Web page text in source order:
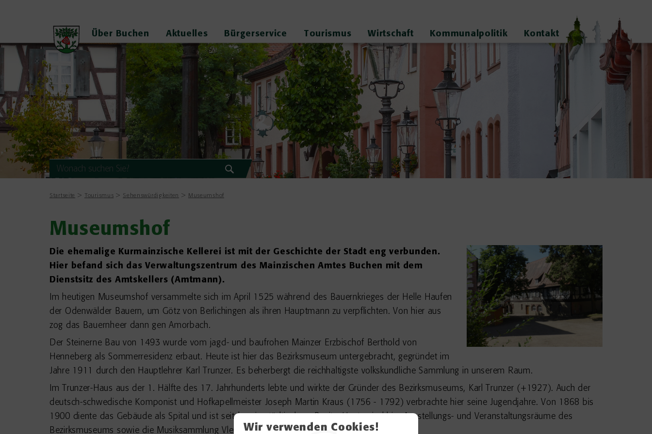
Wir verwenden Cookies!
Über Buchen Aktuelles Bürgerservice Tourismus Wirtschaft Kommunalpolitik Kontakt
Startseite Tourismus Sehenswürdigkeiten Museumshof
Museumshof
Die ehemalige Kurmainzische Kellerei ist mit der Geschichte der Stadt eng verbunden.
Hier befand sich das Verwaltungszentrum des Mainzischen Amtes Buchen mit dem
Dienstsitz des Amtskellers (Amtmann).
Im heutigen Museumshof versammelte sich im April 1525 während des Bauernkrieges der Helle Haufen
der Odenwälder Bauern, um Götz von Berlichingen als ihren Hauptmann zu verpflichten. Von hier aus
zog das Bauernheer dann gen Amorbach.
Der Steinerne Bau von 1493 wurde vom jagd- und baufrohen Mainzer Erzbischof Berthold von
Henneberg als Sommerresidenz erbaut. Heute ist hier das Bezirksmuseum untergebracht, gegründet im
Jahre 1911 durch den Hauptlehrer Karl Trunzer. Es beherbergt die reichhaltigste volkskundliche Sammlung in unserem Raum.
Im Trunzer-Haus aus der 1. Hälfte des 17. Jahrhunderts lebte und wirkte der Gründer des Bezirksmuseums, Karl Trunzer (+1927). Auch der
deutsch-schwedische Komponist und Hofkapellmeister Joseph Martin Kraus (1756 - 1792) verbrachte hier seine Jugendjahre. Von 1868 bis
1900 diente das Gebäude als Spital und ist seitdem in städtischem Besitz. Heute sind hier Ausstellungs- und Veranstaltungsräume des
Bezirksmuseums sowie die Musiksammlung Vleugels untergebracht.